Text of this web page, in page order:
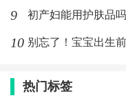
9 初产妇能用护肤品
10 别忘了！宝宝出生
热门标签